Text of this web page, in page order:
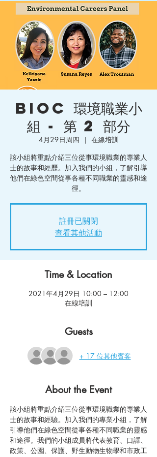
BIOC 環境職業小
組 - 第 2 部分
4月29日周四
  |
在線培訓
該小組將重點介紹三位從事環境職業的專業人
士的故事和經歷。加入我們的小組，了解引導
他們在綠色空間從事各種不同職業的靈感和途
徑。
註冊已關閉
查看其他活動
Time & Location
2021年4月29日 10:00 – 12:00
在線培訓
Guests
+ 17 位其他賓客
About the Event
該小組將重點介紹三位從事環境職業的專業人
士的故事和經驗。加入我們的專業小組，了解
引導他們在綠色空間從事各種不同職業的靈感
和途徑。我們的小組成員將代表教育、口譯、
政策、公園、保護、野生動物生物學和市政工